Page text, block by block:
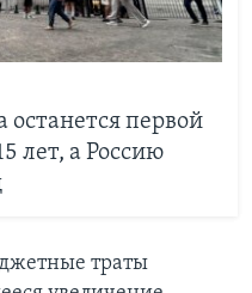
останется первой
лет, а Россию
траты